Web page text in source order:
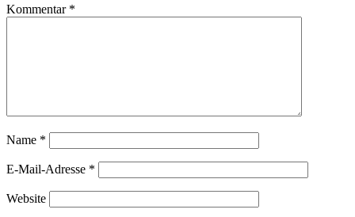
Kommentar *
Name *
E-Mail-Adresse *
Website